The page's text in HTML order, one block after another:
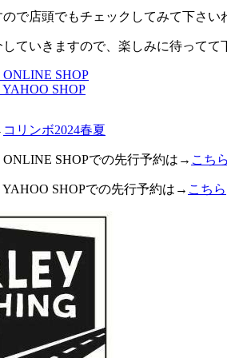
で店頭でもチェックしてみて下さい
ていきますので、楽しみに待ってて
SHOP
SHOP
コリンボ2024春夏
SHOPでの先行予約は→ こちら
SHOPでの先行予約は→ こちら